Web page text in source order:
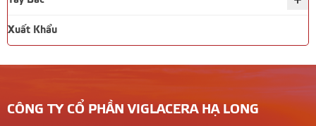
Tây Bắc +
CÔNG TY CỔ PHẦN VIGLACERA HẠ LONG